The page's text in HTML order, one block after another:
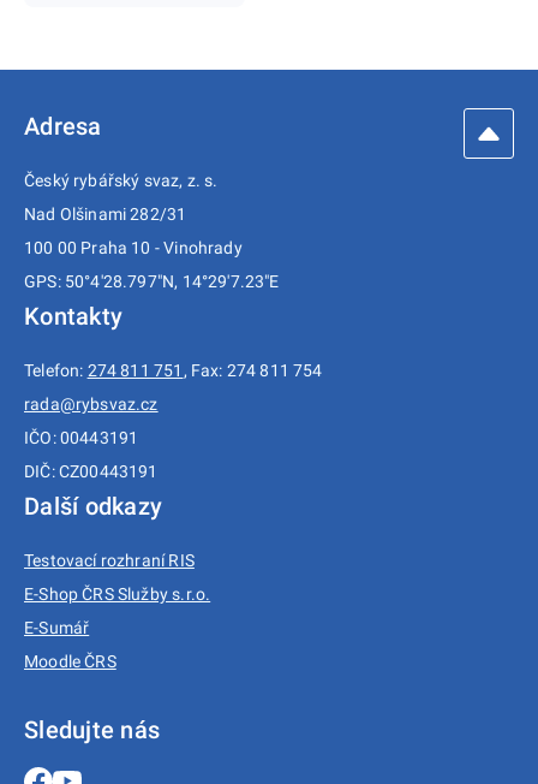
Adresa
Český rybářský svaz, z. s.
Nad Olšinami 282/31
100 00 Praha 10 - Vinohrady
GPS: 50°4'28.797"N, 14°29'7.23"E
Kontakty
Telefon: 274 811 751 , Fax: 274 811 754
rada@rybsvaz.cz
IČO: 00443191
DIČ: CZ00443191
Další odkazy
Testovací rozhraní RIS
E-Shop ČRS Služby s.r.o.
E-Sumář
Moodle ČRS
Sledujte nás